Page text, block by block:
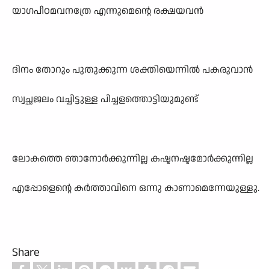
യാഗപീഠമവനത്രേ എന്നുമെന്റെ രക്ഷയവൻ
ദിനം തോറും പുതുക്കുന്ന ശക്തിയെന്നിൽ പകരുവാൻ
സ്വച്ഛജലം വച്ചിട്ടുള്ള പിച്ചളത്തൊട്ടിയുമുണ്ട്
ലോകത്തെ ഞാനോർക്കുന്നില്ല കഷ്ടനഷ്ടമോർക്കുന്നില്ല
എപ്പോളെന്റെ കർത്താവിനെ ഒന്നു കാണാമെന്നേയുള്ളു.
Share